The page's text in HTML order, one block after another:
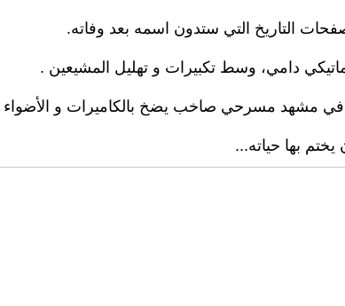
التاريخ التي ستدون اسمه بعد وفاته.
دامي، وسط تكبيرات و تهليل المشيعين .
في مشهد مسرحي صاخب يضخ بالكاميرات و
بها حياته...